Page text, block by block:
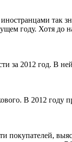
так
году. Хотя до
за 2012 год. В
В 2012 году
покупателей,